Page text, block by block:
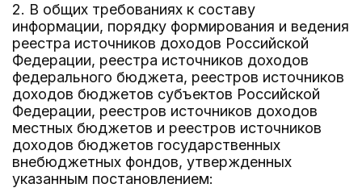
2. В общих требованиях к составу
информации, порядку формирования и ведения
реестра источников доходов Российской
Федерации, реестра источников доходов
федерального бюджета, реестров источников
доходов бюджетов субъектов Российской
Федерации, реестров источников доходов
местных бюджетов и реестров источников
доходов бюджетов государственных
внебюджетных фондов, утвержденных
указанным постановлением: